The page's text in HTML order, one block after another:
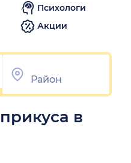
Психологи
Акции
в